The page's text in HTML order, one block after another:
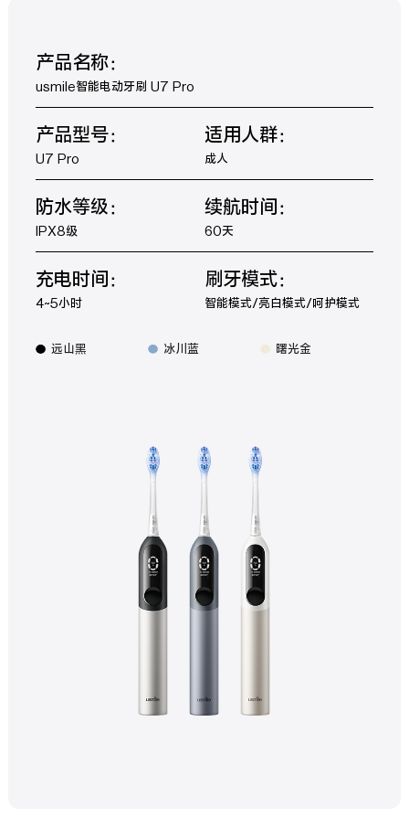
产品名称：
usmile智能电动牙刷 U7 Pro
产品型号：
U7 Pro
适用人群：
成人
防水等级：
IPX8级
续航时间：
60天
充电时间：
4~5小时
刷牙模式：
智能模式/亮白模式/呵护模式
远山黑 冰川蓝 曙光金